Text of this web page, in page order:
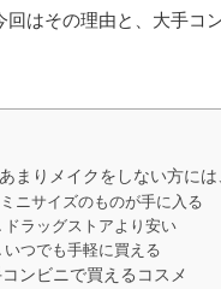
回はその理由と、大手コ
まりメイクをしない方に
ミニサイズのものが手に入る
ドラッグストアより安い
いつでも手軽に買える
ンビニで買えるコスメ